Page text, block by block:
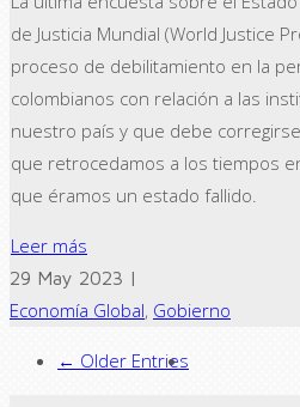
de Justicia Mundial (World Justice
proceso de debilitamiento en la
colombianos con relación a las
nuestro país y que debe
que retrocedamos a los tiempos
que éramos un estado fallido.
Leer más
29 May 2023 |
Economía Global, Gobierno
← Older Entries